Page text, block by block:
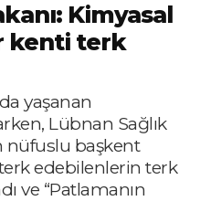
Kimyasal
kenti terk
yaşanan
Lübnan Sağlık
nüfuslu başkent
edebilenlerin terk
ve “Patlamanın